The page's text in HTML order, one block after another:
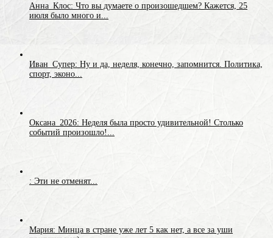
Анна_Клос: Что вы думаете о произошедшем? Кажется, 25
июля было много и...
Иван_Супер: Ну и да, неделя, конечно, запомнится. Политика,
спорт, эконо...
Оксана_2026: Неделя была просто удивительной! Столько
событий произошло!...
: Эти не отменят...
Мария: Минца в стране уже лет 5 как нет, а все за уши